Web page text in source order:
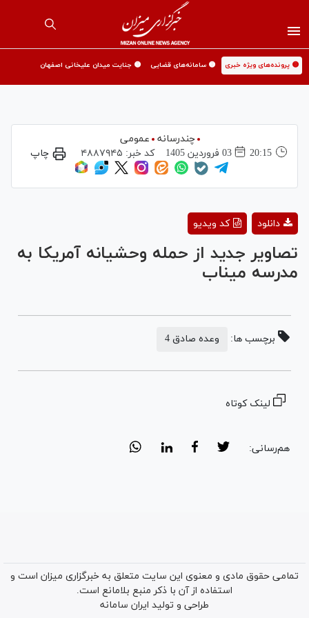
🟡 پرونده‌های ویژه خبری 🟡 سامانه‌های قضایی 🟡 جنایت میدان علیخانی اصفهان
چندرسانه
عمومی
20:15
03 فروردين 1405 کد خبر: ۴۸۸۷۹۴۵ چاپ
Video
کد ویدیو دانلود
تصاویر جدید از حمله وحشیانه آمریکا به
مدرسه میناب
برچسب ها: وعده صادق 4
لینک کوتاه
هم‌رسانی:
تمامی حقوق مادی و معنوی این سایت متعلق به خبرگزاری میزان است و
استفاده از آن با ذکر منبع بلامانع است.
طراحی و تولید ایران سامانه